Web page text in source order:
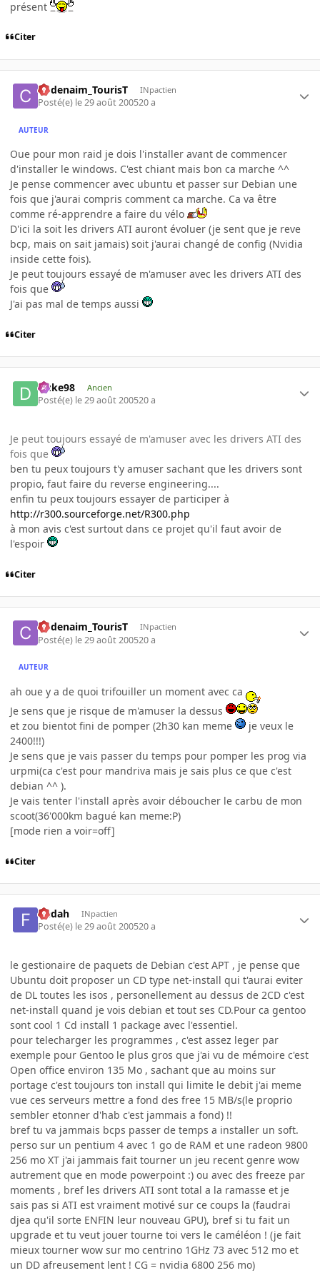
présent
Citer
Codenaim_TourisT INpactien
Posté(e) le 29 août 200520 a
AUTEUR
Oue pour mon raid je dois l'installer avant de commencer
d'installer le windows. C'est chiant mais bon ca marche ^^
Je pense commencer avec ubuntu et passer sur Debian une
fois que j'aurai compris comment ca marche. Ca va être
comme ré-apprendre a faire du vélo
D'ici la soit les drivers ATI auront évoluer (je sent que je reve
bcp, mais on sait jamais) soit j'aurai changé de config (Nvidia
inside cette fois).
Je peut toujours essayé de m'amuser avec les drivers ATI des
fois que
J'ai pas mal de temps aussi
Citer
Duke98 Ancien
Posté(e) le 29 août 200520 a
Je peut toujours essayé de m'amuser avec les drivers ATI des
fois que
ben tu peux toujours t'y amuser sachant que les drivers sont
propio, faut faire du reverse engineering....
enfin tu peux toujours essayer de participer à
http://r300.sourceforge.net/R300.php
à mon avis c'est surtout dans ce projet qu'il faut avoir de
l'espoir
Citer
Codenaim_TourisT INpactien
Posté(e) le 29 août 200520 a
AUTEUR
ah oue y a de quoi trifouiller un moment avec ca
Je sens que je risque de m'amuser la dessus
et zou bientot fini de pomper (2h30 kan meme
je veux le
2400!!!)
Je sens que je vais passer du temps pour pomper les prog via
urpmi(ca c'est pour mandriva mais je sais plus ce que c'est
debian ^^ ).
Je vais tenter l'install après avoir déboucher le carbu de mon
scoot(36'000km bagué kan meme:P)
[mode rien a voir=off]
Citer
fledah INpactien
Posté(e) le 29 août 200520 a
le gestionaire de paquets de Debian c'est APT , je pense que
Ubuntu doit proposer un CD type net-install qui t'aurai eviter
de DL toutes les isos , personellement au dessus de 2CD c'est
net-install quand je vois debian et tout ses CD.Pour ca gentoo
sont cool 1 Cd install 1 package avec l'essentiel.
pour telecharger les programmes , c'est assez leger par
exemple pour Gentoo le plus gros que j'ai vu de mémoire c'est
Open office environ 135 Mo , sachant que au moins sur
portage c'est toujours ton install qui limite le debit j'ai meme
vue ces serveurs mettre a fond des free 15 MB/s(le proprio
sembler etonner d'hab c'est jammais a fond) !!
bref tu va jammais bcps passer de temps a installer un soft.
perso sur un pentium 4 avec 1 go de RAM et une radeon 9800
256 mo XT j'ai jammais fait tourner un jeu recent genre wow
autrement que en mode powerpoint :) ou avec des freeze par
moments , bref les drivers ATI sont total a la ramasse et je
sais pas si ATI est vraiment motivé sur ce coups la (faudrai
djea qu'il sorte ENFIN leur nouveau GPU), bref si tu fait un
upgrade et tu veut jouer tourne toi vers le caméléon ! (je fait
mieux tourner wow sur mo centrino 1GHz 73 avec 512 mo et
un DD afreusement lent ! CG = nvidia 6800 256 mo)